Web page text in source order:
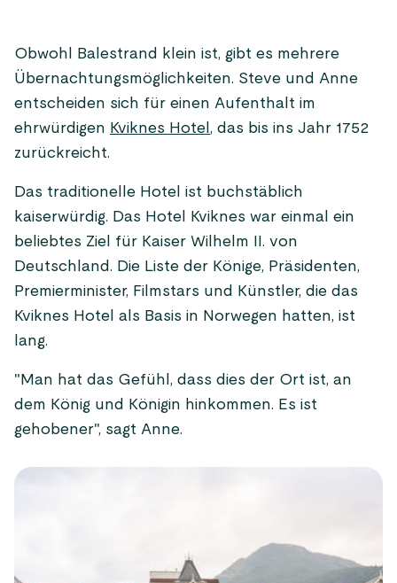
Obwohl Balestrand klein ist, gibt es mehrere
Übernachtungsmöglichkeiten. Steve und Anne
entscheiden sich für einen Aufenthalt im
ehrwürdigen Kviknes Hotel , das bis ins Jahr 1752
zurückreicht.
Das traditionelle Hotel ist buchstäblich
kaiserwürdig. Das Hotel Kviknes war einmal ein
beliebtes Ziel für Kaiser Wilhelm II. von
Deutschland. Die Liste der Könige, Präsidenten,
Premierminister, Filmstars und Künstler, die das
Kviknes Hotel als Basis in Norwegen hatten, ist
lang.
"Man hat das Gefühl, dass dies der Ort ist, an
dem König und Königin hinkommen. Es ist
gehobener", sagt Anne.